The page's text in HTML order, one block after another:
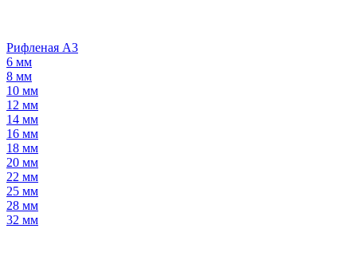
Рифленая А3
6 мм
8 мм
10 мм
12 мм
14 мм
16 мм
18 мм
20 мм
22 мм
25 мм
28 мм
32 мм